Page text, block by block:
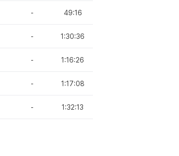
- 49:16
- 1:30:36
- 1:16:26
- 1:17:08
- 1:32:13